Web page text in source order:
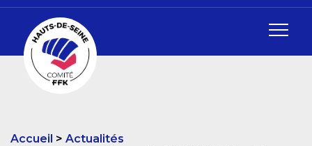
Accueil
Actualités